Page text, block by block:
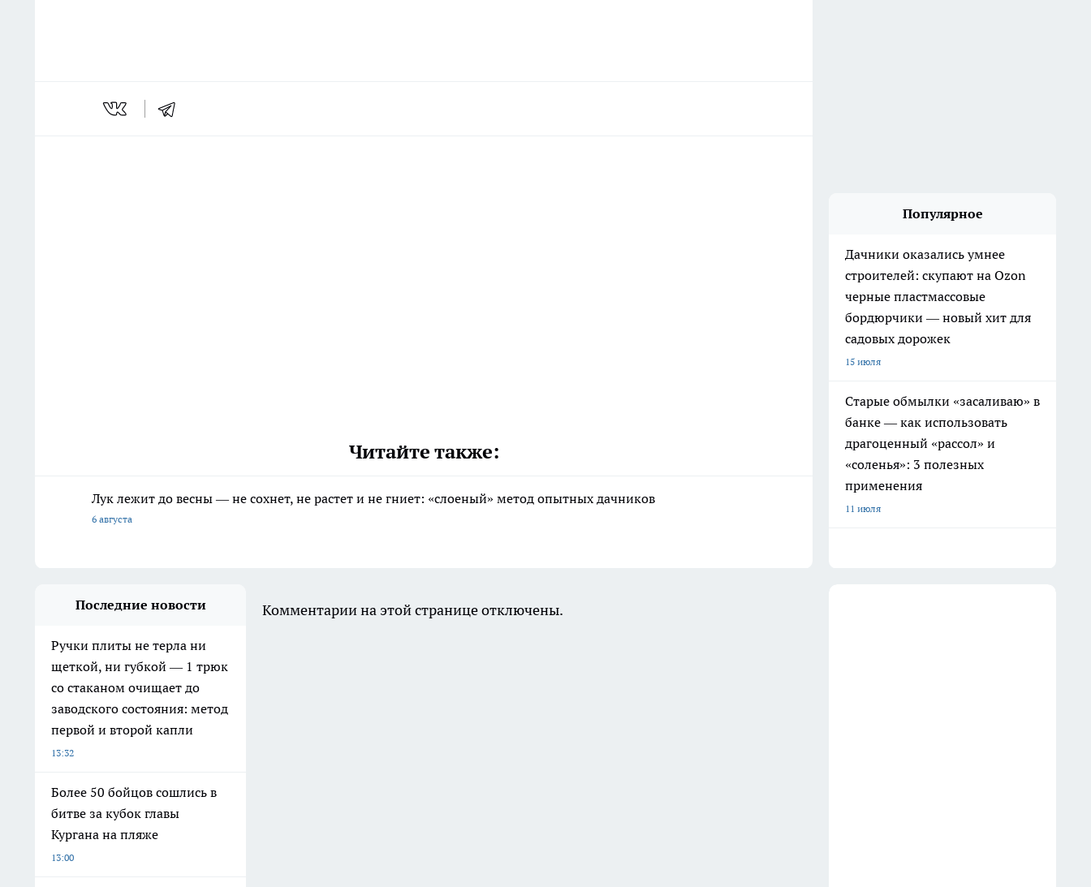
Читайте также:
Лук лежит до весны — не сохнет, не растет и не гниет: «слоеный» метод опытных дачников
6 августа
Популярное
Дачники оказались умнее
строителей: скупают на Ozon
черные пластмассовые
бордюрчики — новый хит для
садовых дорожек
15 июля
Старые обмылки «засаливаю» в
банке — как использовать
драгоценный «рассол» и
«соленья»: 3 полезных
применения
11 июля
Последние новости
Ручки плиты не терла ни
щеткой, ни губкой — 1 трюк
со стаканом очищает до
заводского состояния: метод
первой и второй капли
13:32
Более 50 бойцов сошлись в
битве за кубок главы
Кургана на пляже
13:00
Комментарии на этой странице отключены.